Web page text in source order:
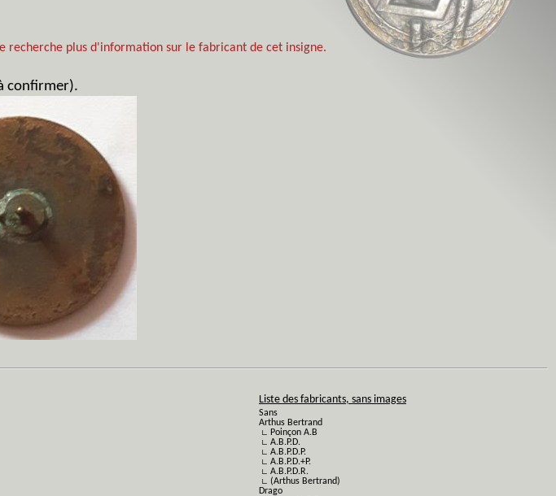
recherche plus d'information sur le fabricant de cet insigne.
confirmer).
Liste des fabricants, sans images
Sans
Arthus Bertrand
∟ Poinçon A.B
∟ A.B.P.D.
∟ A.B.P.D.P.
∟ A.B.P.D.+P.
∟ A.B.P.D.R.
∟ (Arthus Bertrand)
Drago